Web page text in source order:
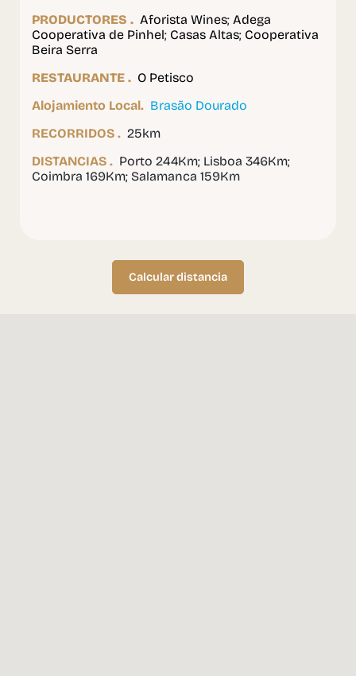
PRODUCTORES . Aforista Wines; Adega
Cooperativa de Pinhel; Casas Altas; Cooperativa
Beira Serra
RESTAURANTE . O Petisco
Alojamiento Local. Brasão Dourado
RECORRIDOS . 25km
DISTANCIAS . Porto 244Km; Lisboa 346Km;
Coimbra 169Km; Salamanca 159Km
Calcular distancia